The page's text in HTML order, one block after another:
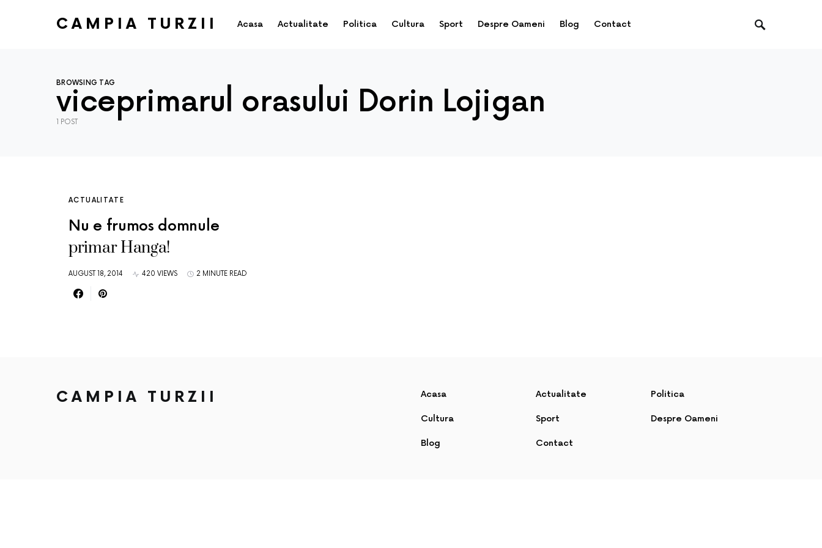
CAMPIA TURZII Acasa Actualitate Politica Cultura Sport Despre Oameni Blog Contact
BROWSING TAG
viceprimarul orasului Dorin Lojigan
1 POST
ACTUALITATE
Nu e frumos domnule
primar Hanga!
AUGUST 18, 2014 420 VIEWS 2 MINUTE READ
CAMPIA TURZII Acasa Actualitate Politica
Cultura Sport Despre Oameni
Blog Contact